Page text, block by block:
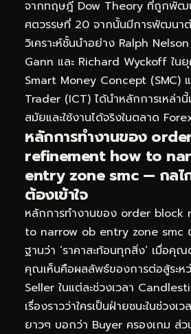
จากทฤษฎี Dow Theory ที่ถูกพัฒ
ศตวรรษที่ 20 จากนั้นมีการพัฒนา
วิเคราะห์ชั้นนำอย่าง Ralph
Gann และ Richard Wyckoff ใน
Smart Money Concept (SMC)
Trader (ICT) ได้นำหลักการเหล่านี้
สมัยและใช้งานได้จริงในตลาด
หลักการทำงานของ
refinement how to
entry zone smc — กลไ
ต้องเข้าใจ
หลักการทำงานของ order block
to narrow ob entry zone smc
ฐานว่า ‘ราคาสะท้อนทุกสิ่ง’ เมื่อคุ
คุณเห็นคือผลลัพธ์ของการต่อสู้ระห
Seller ในแต่ละช่วงเวลา
เรื่องราวว่าใครเป็นฝ่ายชนะในช่วง
ยาวๆ บอกว่า Buyer ครองเกม ส่